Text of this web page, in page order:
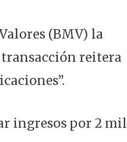
(BMV) la
transacción reitera
ingresos por 2 mil